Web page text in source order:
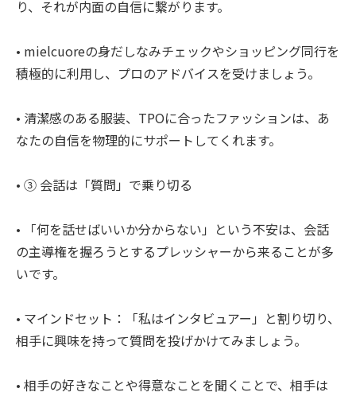
り、それが内面の自信に繋がります。
• mielcuoreの身だしなみチェックやショッピング同行を
積極的に利用し、プロのアドバイスを受けましょう。
• 清潔感のある服装、TPOに合ったファッションは、あ
なたの自信を物理的にサポートしてくれます。
• ③ 会話は「質問」で乗り切る
• 「何を話せばいいか分からない」という不安は、会話
の主導権を握ろうとするプレッシャーから来ることが多
いです。
• マインドセット：「私はインタビュアー」と割り切り、
相手に興味を持って質問を投げかけてみましょう。
• 相手の好きなことや得意なことを聞くことで、相手は